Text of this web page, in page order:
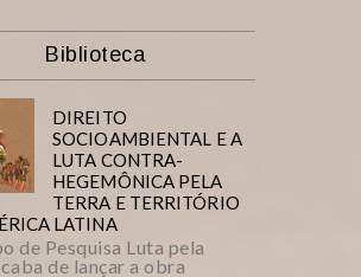
Biblioteca
DIREITO
SOCIOAMBIENTAL E A
LUTA CONTRA-
HEGEMÔNICA PELA
TERRA E TERRITÓRIO
LATINA
de Pesquisa Luta pela
de lançar a obra